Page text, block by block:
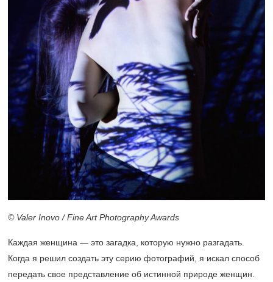
© Valer Inovo / Fine Art Photography Awards
Каждая женщина — это загадка, которую нужно разгадать.
Когда я решил создать эту серию фотографий, я искал способ
передать свое представление об истинной природе женщин.